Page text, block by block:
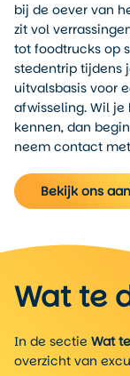
bij de oever van
zit vol
tot foodtrucks op
stedentrip tijdens
uitvalsbasis voor
afwisseling. Wil
kennen, dan
neem contact
Bekijk ons
Wat te
In de sectie Wat
overzicht van